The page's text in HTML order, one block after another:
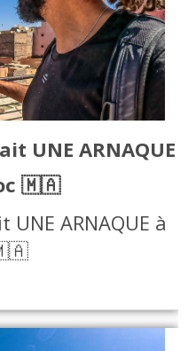
UNE ARNAQUE
🇲🇦
ARNAQUE à